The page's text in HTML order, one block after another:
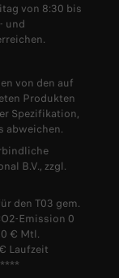
von 8:30 bis
und
von den auf
Produkten
Spezifikation,
abweichen.
B.V., zzgl.
den T03 gem.
Emission 0
€ Mtl.
Laufzeit